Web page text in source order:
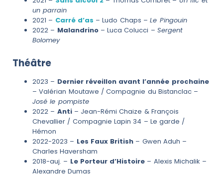
un parrain
2021 – Carré d’as – Ludo Chaps –Le Pingouin
2022 – Malandrino – Luca Colucci –Sergent
Bolomey
Théâtre
2023 – Dernier réveillon avant l’année prochaine
– Valérian Moutawe / Compagnie du Bistanclac –
José le pompiste
2022 – Anti – Jean-Rémi Chaize & François
Chevallier / Compagnie Lapin 34 – Le garde /
Hémon
2022-2023 – Les Faux British – Gwen Aduh –
Charles Haversham
2018-auj. – Le Porteur d’Histoire – Alexis Michalik –
Alexandre Dumas